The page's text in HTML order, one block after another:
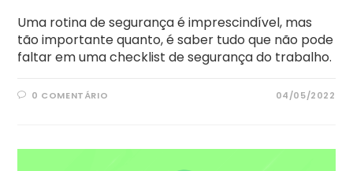
Uma rotina de segurança é imprescindível, mas
tão importante quanto, é saber tudo que não pode
faltar em uma checklist de segurança do trabalho.
0 COMENTÁRIO 04/05/2022